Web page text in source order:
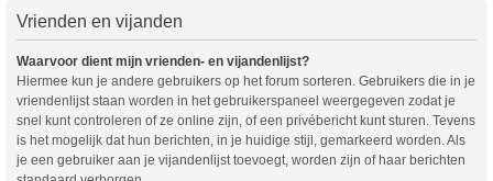
Vrienden en vijanden
Waarvoor dient mijn vrienden- en vijandenlijst?
Hiermee kun je andere gebruikers op het forum sorteren. Gebruikers die in je
vriendenlijst staan worden in het gebruikerspaneel weergegeven zodat je
snel kunt controleren of ze online zijn, of een privébericht kunt sturen. Tevens
is het mogelijk dat hun berichten, in je huidige stijl, gemarkeerd worden. Als
je een gebruiker aan je vijandenlijst toevoegt, worden zijn of haar berichten